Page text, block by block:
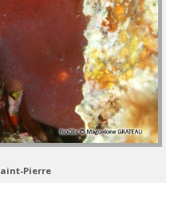
Pierre